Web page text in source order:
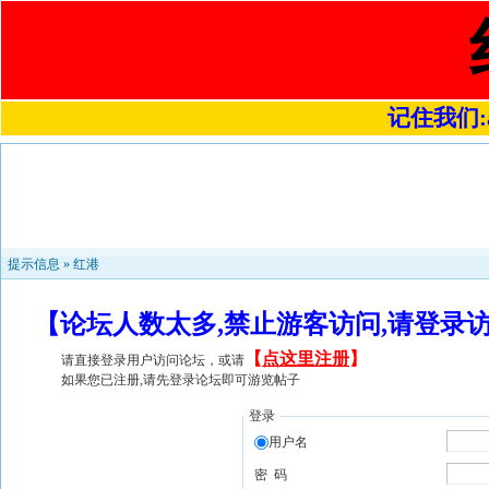
记住我们
提示信息 » 红港
【论坛人数太多,禁止游客访问,请登
请直接登录用户访问论坛，或请 【 点这里注册】
如果您已注册,请先登录论坛即可游览帖子
登录
用户名
密 码